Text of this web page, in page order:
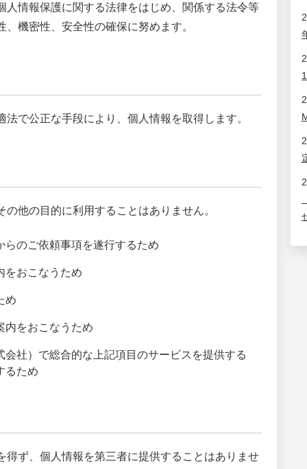
情報保護に関する法律をはじめ、関係する法令等
機密性、安全性の確保に努めます。
で公正な手段により、個人情報を取得します。
他の目的に利用することはありません。
のご依頼事項を遂行するため
をおこなうため
め
内をおこなうため
社）で総合的な上記項目のサービスを提供する
るため
ず、個人情報を第三者に提供することはありませ